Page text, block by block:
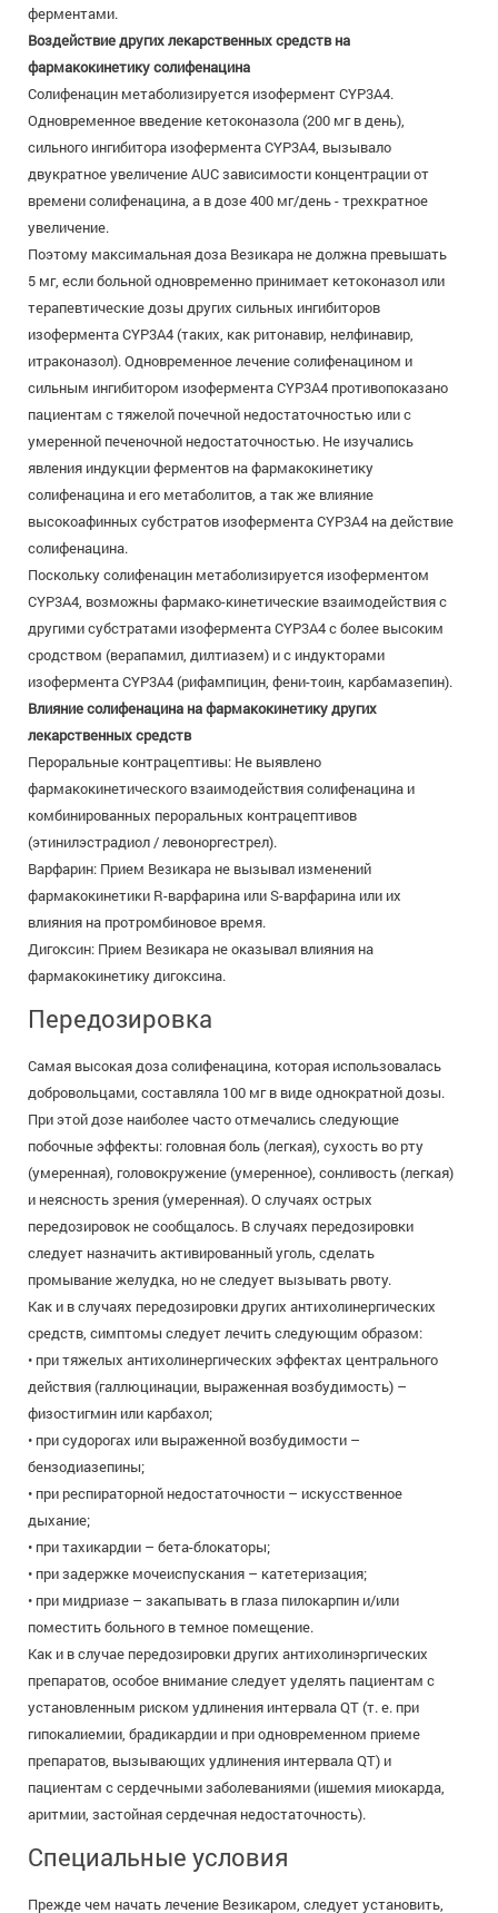
ферментами.
Воздействие других лекарственных средств на
фармакокинетику солифенацина
Солифенацин метаболизируется изофермент CYP3A4.
Одновременное введение кетоконазола (200 мг в день),
сильного ингибитора изофермента CYP3A4, вызывало
двукратное увеличение AUC зависимости концентрации от
времени солифенацина, а в дозе 400 мг/день - трехкратное
увеличение.
Поэтому максимальная доза Везикара не должна превышать
5 мг, если больной одновременно принимает кетоконазол или
терапевтические дозы других сильных ингибиторов
изофермента CYP3A4 (таких, как ритонавир, нелфинавир,
итраконазол). Одновременное лечение солифенацином и
сильным ингибитором изофермента CYP3A4 противопоказано
пациентам с тяжелой почечной недостаточностью или с
умеренной печеночной недостаточностью. Не изучались
явления индукции ферментов на фармакокинетику
солифенацина и его метаболитов, а так же влияние
высокоафинных субстратов изофермента CYP3A4 на действие
солифенацина.
Поскольку солифенацин метаболизируется изоферментом
CYP3A4, возможны фармако-кинетические взаимодействия с
другими субстратами изофермента CYP3A4 с более высоким
сродством (верапамил, дилтиазем) и с индукторами
изофермента CYP3A4 (рифампицин, фени-тоин, карбамазепин).
Влияние солифенацина на фармакокинетику других
лекарственных средств
Пероральные контрацептивы: Не выявлено
фармакокинетического взаимодействия солифенацина и
комбинированных пероральных контрацептивов
(этинилэстрадиол / левоноргестрел).
Варфарин: Прием Везикара не вызывал изменений
фармакокинетики R-варфарина или S-варфарина или их
влияния на протромбиновое время.
Дигоксин: Прием Везикара не оказывал влияния на
фармакокинетику дигоксина.
Передозировка
Самая высокая доза солифенацина, которая использовалась
добровольцами, составляла 100 мг в виде однократной дозы.
При этой дозе наиболее часто отмечались следующие
побочные эффекты: головная боль (легкая), сухость во рту
(умеренная), головокружение (умеренное), сонливость (легкая)
и неясность зрения (умеренная). О случаях острых
передозировок не сообщалось. В случаях передозировки
следует назначить активированный уголь, сделать
промывание желудка, но не следует вызывать рвоту.
Как и в случаях передозировки других антихолинергических
средств, симптомы следует лечить следующим образом:
• при тяжелых антихолинергических эффектах центрального
действия (галлюцинации, выраженная возбудимость) –
физостигмин или карбахол;
• при судорогах или выраженной возбудимости –
бензодиазепины;
• при респираторной недостаточности – искусственное
дыхание;
• при тахикардии – бета-блокаторы;
• при задержке мочеиспускания – катетеризация;
• при мидриазе – закапывать в глаза пилокарпин и/или
поместить больного в темное помещение.
Как и в случае передозировки других антихолинэргических
препаратов, особое внимание следует уделять пациентам с
установленным риском удлинения интервала QT (т. е. при
гипокалиемии, брадикардии и при одновременном приеме
препаратов, вызывающих удлинения интервала QT) и
пациентам с сердечными заболеваниями (ишемия миокарда,
аритмии, застойная сердечная недостаточность).
Специальные условия
Прежде чем начать лечение Везикаром, следует установить,